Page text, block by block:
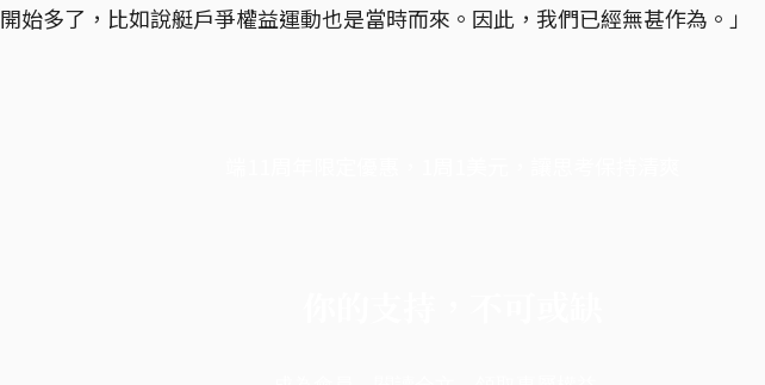
開始多了，比如說艇戶爭權益運動也是當時而來。因此，我們已經無甚作為。」